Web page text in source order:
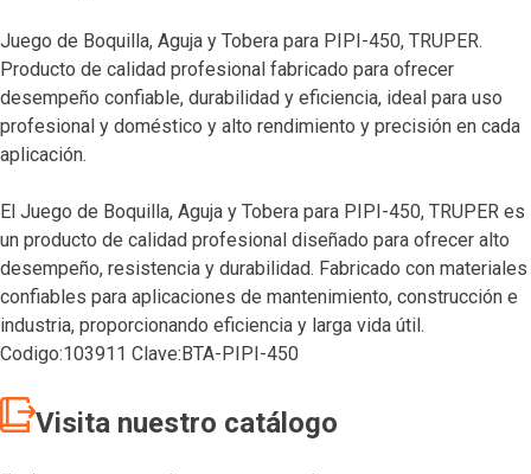
Juego de Boquilla, Aguja y Tobera para PIPI-450, TRUPER.
Producto de calidad profesional fabricado para ofrecer
desempeño confiable, durabilidad y eficiencia, ideal para uso
profesional y doméstico y alto rendimiento y precisión en cada
aplicación.
El Juego de Boquilla, Aguja y Tobera para PIPI-450, TRUPER es
un producto de calidad profesional diseñado para ofrecer alto
desempeño, resistencia y durabilidad. Fabricado con materiales
confiables para aplicaciones de mantenimiento, construcción e
industria, proporcionando eficiencia y larga vida útil.
Codigo:103911 Clave:BTA-PIPI-450
Visita nuestro catálogo